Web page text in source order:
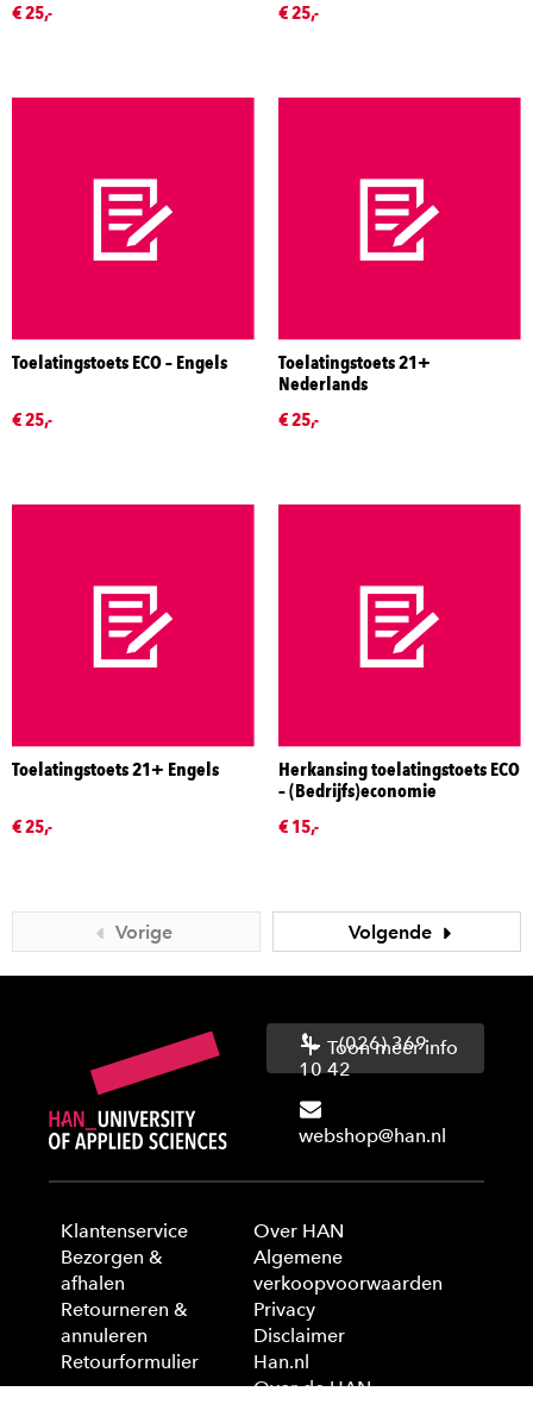
€ 25,-
€ 25,-
Toelatingstoets ECO – Engels
€ 25,-
Toelatingstoets 21+
Nederlands
€ 25,-
Toelatingstoets 21+ Engels
€ 25,-
Herkansing toelatingstoets ECO
– (Bedrijfs)economie
€ 15,-
Vorige Volgende
(026) 369
10 42
webshop@han.nl
Toon meer info
Klantenservice
Bezorgen &
afhalen
Retourneren &
annuleren
Retourformulier
Over HAN
Algemene
verkoopvoorwaarden
Privacy
Disclaimer
Han.nl
Over de HAN